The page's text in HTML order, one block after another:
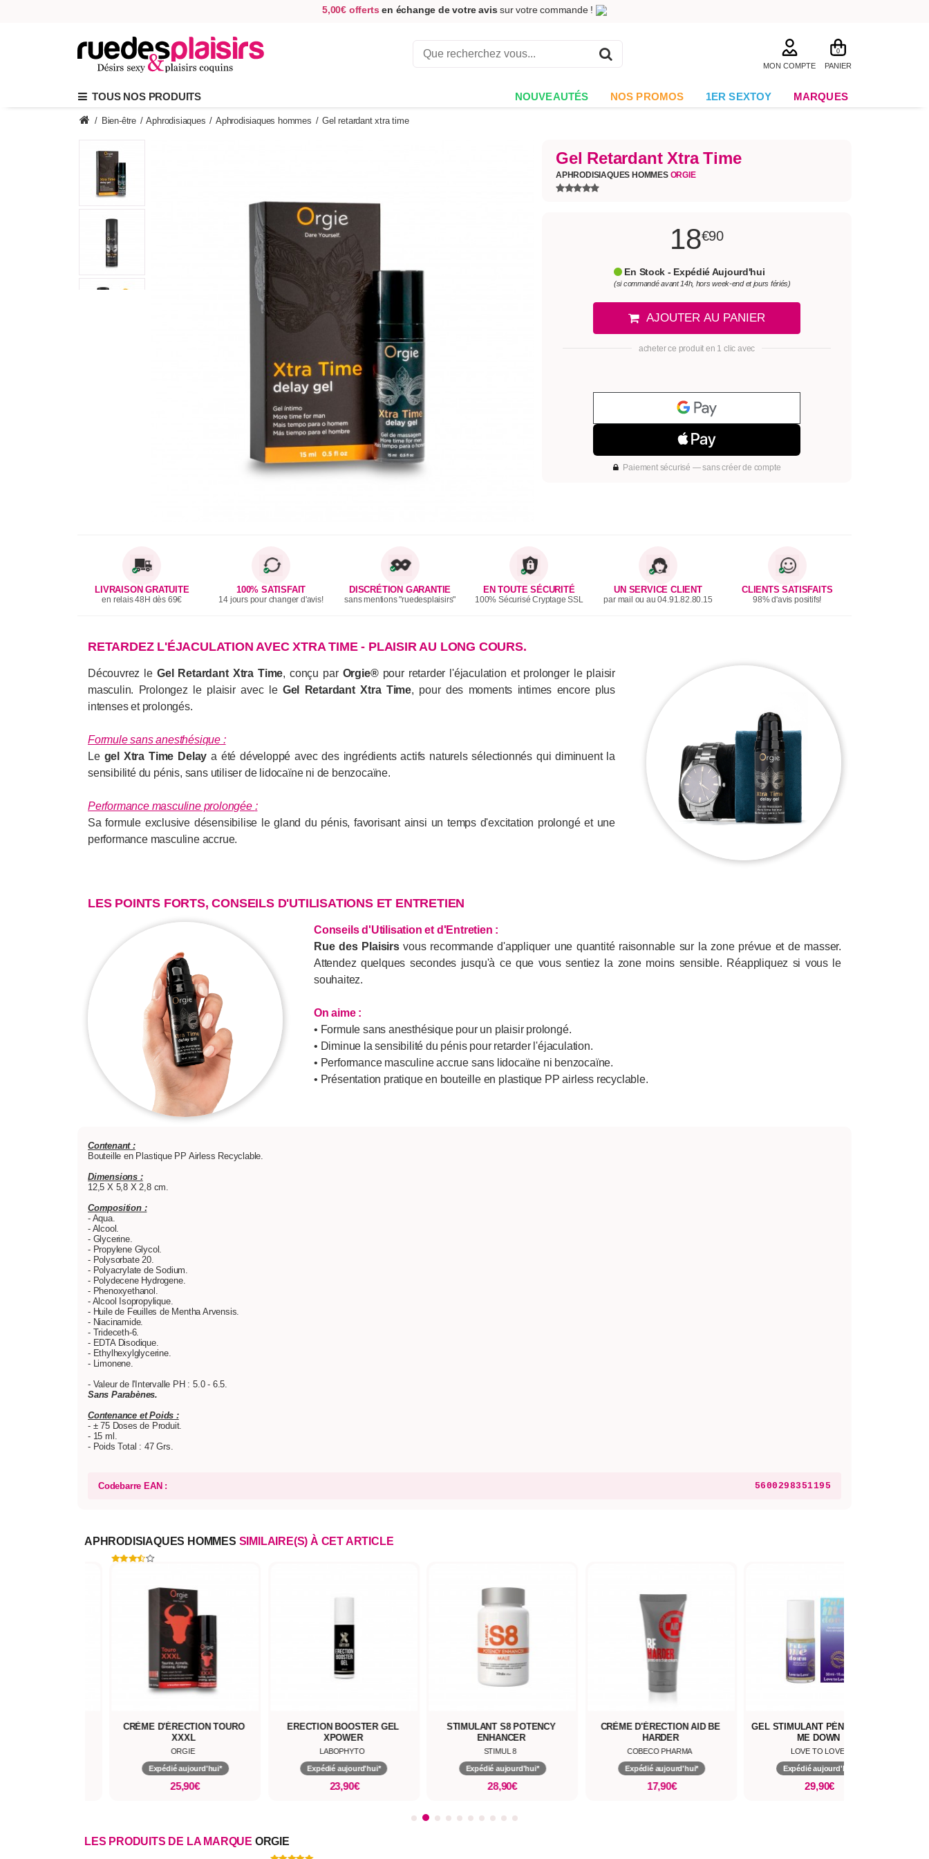
5,00€ offerts en échange de votre avis sur votre commande !
MON COMPTE
0
PANIER
TOUS NOS PRODUITS NOUVEAUTÉS NOS PROMOS 1ER SEXTOY MARQUES
/ Bien-être / Aphrodisiaques / Aphrodisiaques hommes / Gel retardant xtra time
Gel Retardant Xtra Time
APHRODISIAQUES HOMMES ORGIE
18€90
En Stock - Expédié Aujourd'hui
(si commandé avant 14h, hors week-end et jours fériés)
AJOUTER AU PANIER
acheter ce produit en 1 clic avec
Paiement sécurisé — sans créer de compte
LIVRAISON GRATUITE
en relais 48H dès 69€
100% SATISFAIT
14 jours pour changer d'avis!
DISCRÉTION GARANTIE
sans mentions "ruedesplaisirs"
EN TOUTE SÉCURITÉ
100% Sécurisé Cryptage SSL
UN SERVICE CLIENT
par mail ou au 04.91.82.80.15
CLIENTS SATISFAITS
98% d'avis positifs!
RETARDEZ L'ÉJACULATION AVEC XTRA TIME - PLAISIR AU LONG COURS.
Découvrez le Gel Retardant Xtra Time, conçu par Orgie®pour retarder l'éjaculation et prolonger le plaisir
masculin. Prolongez le plaisir avec le Gel Retardant Xtra Time, pour des moments intimes encore plus
intenses et prolongés.
Formule sans anesthésique :
Le gel Xtra Time Delay a été développé avec des ingrédients actifs naturels sélectionnés qui diminuent la
sensibilité du pénis, sans utiliser de lidocaïne ni de benzocaïne.
Performance masculine prolongée :
Sa formule exclusive désensibilise le gland du pénis, favorisant ainsi un temps d'excitation prolongé et une
performance masculine accrue.
LES POINTS FORTS, CONSEILS D'UTILISATIONS ET ENTRETIEN
Conseils d'Utilisation et d'Entretien :
Rue des Plaisirsvous recommande d'appliquer une quantité raisonnable sur la zone prévue et de masser.
Attendez quelques secondes jusqu'à ce que vous sentiez la zone moins sensible. Réappliquez si vous le
souhaitez.
On aime :
• Formule sans anesthésique pour un plaisir prolongé.
• Diminue la sensibilité du pénis pour retarder l'éjaculation.
• Performance masculine accrue sans lidocaïne ni benzocaïne.
• Présentation pratique en bouteille en plastique PP airless recyclable.
Contenant :
Bouteille en Plastique PP Airless Recyclable.
Dimensions :
12,5 X 5,8 X 2,8 cm.
Composition :
- Aqua.
- Alcool.
- Glycerine.
- Propylene Glycol.
- Polysorbate 20.
- Polyacrylate de Sodium.
- Polydecene Hydrogene.
- Phenoxyethanol.
- Alcool Isopropylique.
- Huile de Feuilles de Mentha Arvensis.
- Niacinamide.
- Trideceth-6.
- EDTA Disodique.
- Ethylhexylglycerine.
- Limonene.
- Valeur de l'Intervalle PH : 5.0 - 6.5.
Sans Parabènes.
Contenance et Poids :
- ± 75 Doses de Produit.
- 15 ml.
- Poids Total : 47 Grs.
Codebarre EAN : 5600298351195
APHRODISIAQUES HOMMES SIMILAIRE(S) À CET ARTICLE
CRÈME D'ÉRECTION TOURO
XXXL
ORGIE
Expédié aujourd'hui*
25,90€
ERECTION BOOSTER GEL
XPOWER
LABOPHYTO
Expédié aujourd'hui*
23,90€
STIMULANT S8 POTENCY
ENHANCER
STIMUL 8
Expédié aujourd'hui*
28,90€
CRÈME D'ÉRECTION AID BE
HARDER
COBECO PHARMA
Expédié aujourd'hui*
17,90€
GEL STIMULANT PÉNIS PULSE
ME DOWN
LOVE TO LOVE
Expédié aujourd'hui*
29,90€
LES PRODUITS DE LA MARQUE ORGIE